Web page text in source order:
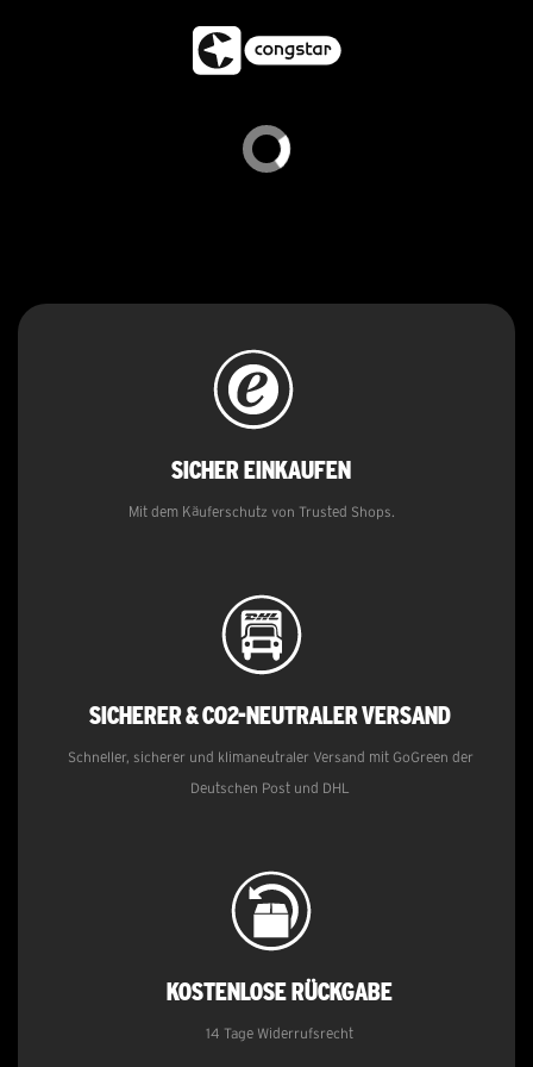
Sichereinkaufen
Mit dem Käuferschutz von Trusted Shops.
Sicherer & CO2-neutraler Versand
Schneller, sicherer und klimaneutraler Versand mit GoGreen der
Deutschen Post und DHL
KostenloseRückgabe
14 Tage Widerrufsrecht